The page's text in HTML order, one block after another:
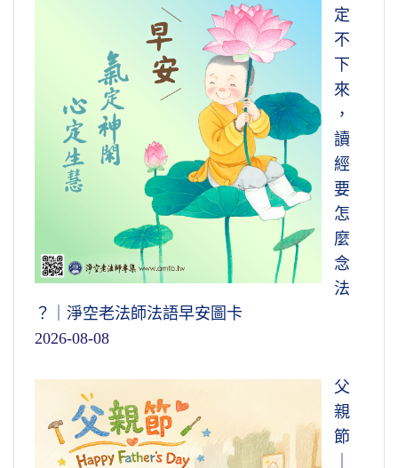
定
不
下
來
，
讀
經
要
怎
麼
念
法
？｜淨空老法師法語早安圖卡
2026-08-08
父
親
節